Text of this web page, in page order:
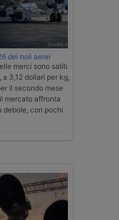
dei noli aerei
merci sono saliti
3,12 dollari per kg,
il secondo mese
mercato affronta
debole, con pochi